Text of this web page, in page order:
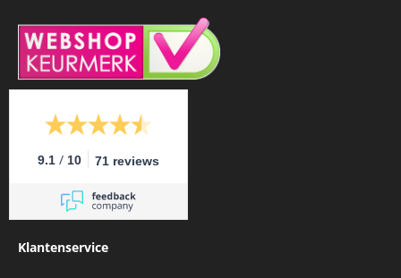
9.1 / 10 71 reviews
Klantenservice